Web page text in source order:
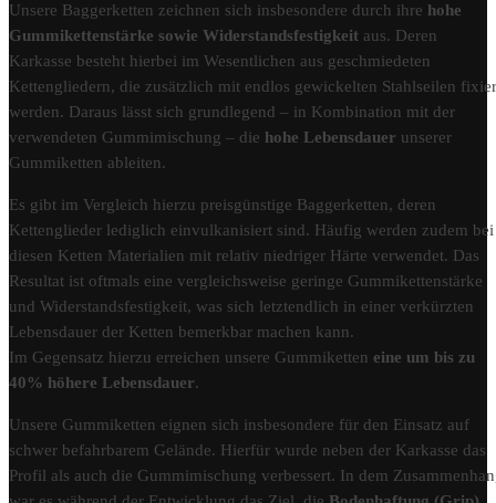
Unsere Baggerketten zeichnen sich insbesondere durch ihre hohe
Gummikettenstärke sowie Widerstandsfestigkeit aus. Deren
Karkasse besteht hierbei im Wesentlichen aus geschmiedeten
Kettengliedern, die zusätzlich mit endlos gewickelten Stahlseilen
werden. Daraus lässt sich grundlegend – in Kombination mit der
verwendeten Gummimischung – die hohe Lebensdauer unserer
Gummiketten ableiten.
Es gibt im Vergleich hierzu preisgünstige Baggerketten, deren
Kettenglieder lediglich einvulkanisiert sind. Häufig werden zudem bei
diesen Ketten Materialien mit relativ niedriger Härte verwendet. Das
Resultat ist oftmals eine vergleichsweise geringe Gummikettenstärke
und Widerstandsfestigkeit, was sich letztendlich in einer verkürzten
Lebensdauer der Ketten bemerkbar machen kann.
Im Gegensatz hierzu erreichen unsere Gummiketten eine um bis zu
40% höhere Lebensdauer.
Unsere Gummiketten eignen sich insbesondere für den Einsatz auf
schwer befahrbarem Gelände. Hierfür wurde neben der Karkasse das
Profil als auch die Gummimischung verbessert. In dem